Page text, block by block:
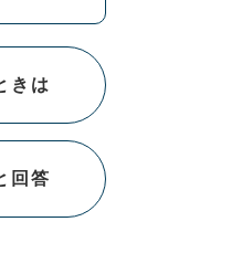
きは
回答